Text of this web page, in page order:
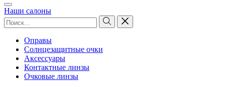
Наши салоны
Оправы
Солнцезащитные очки
Аксессуары
Контактные линзы
Очковые линзы